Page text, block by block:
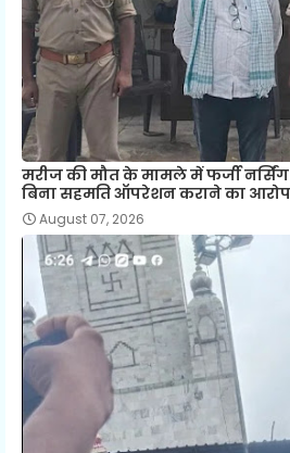
मरीज की मौत के मामले में फर्जी
बिना सहमति ऑपरेशन कराने का आरोप
August 07, 2026